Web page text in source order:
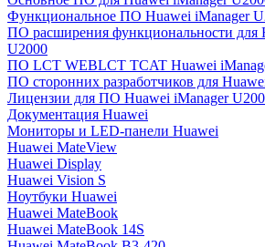
Функциональное ПО Huawei iManager
ПО расширения функциональности для
U2000
ПО LCT WEBLCT TCAT Huawei
ПО сторонних разработчиков для
Лицензии для ПО Huawei iManager
Документация Huawei
Мониторы и LED-панели Huawei
Huawei MateView
Huawei Display
Huawei Vision S
Ноутбуки Huawei
Huawei MateBook
Huawei MateBook 14S